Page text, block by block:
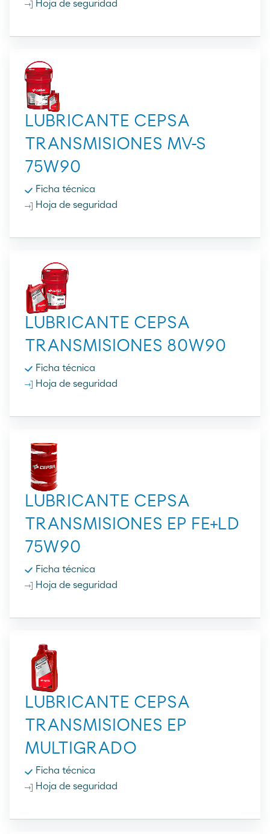
Hoja de seguridad
LUBRICANTE CEPSA
TRANSMISIONES MV-S
75W90
Ficha técnica
Hoja de seguridad
LUBRICANTE CEPSA
TRANSMISIONES 80W90
Ficha técnica
Hoja de seguridad
LUBRICANTE CEPSA
TRANSMISIONES EP FE+LD
75W90
Ficha técnica
Hoja de seguridad
LUBRICANTE CEPSA
TRANSMISIONES EP
MULTIGRADO
Ficha técnica
Hoja de seguridad